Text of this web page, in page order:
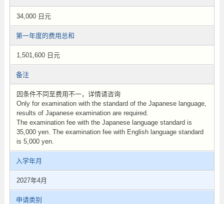
34,000 日元
第一年度的费用总和
1,501,600 日元
备注
因条件不同至费用不一，详情请咨询
Only for examination with the standard of the Japanese language,
results of Japanese examination are required.
The examination fee with the Japanese language standard is
35,000 yen. The examination fee with English language standard
is 5,000 yen.
入学年月
2027年4月
申请类别